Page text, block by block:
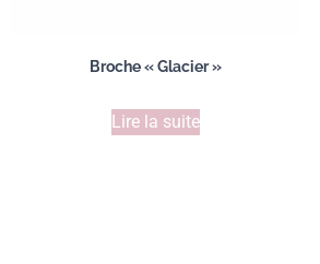
Broche « Glacier »
Lire la suite